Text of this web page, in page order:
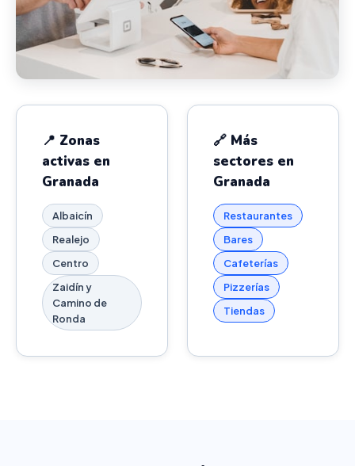
📍 Zonas
activas en
Granada
Albaicín
Realejo
Centro
Zaidín y
Camino de
Ronda
🔗 Más
sectores en
Granada
Restaurantes
Bares
Cafeterías
Pizzerías
Tiendas